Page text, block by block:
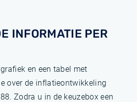
INFORMATIE PER
en een tabel met
over de inflatieontwikkeling
Zodra u in de keuzebox een